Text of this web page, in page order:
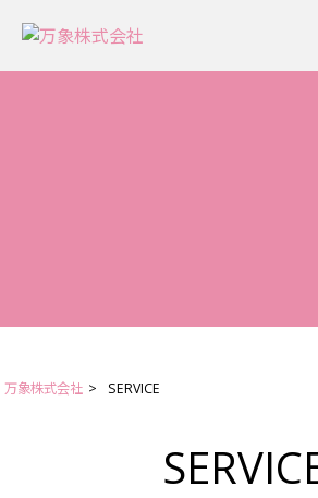
万象株式会社 > SERVICE